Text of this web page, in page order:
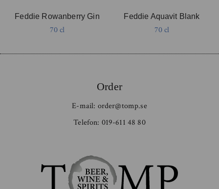
Feddie Rowanberry Gin
70 cl
Feddie Aquavit Blank
70 cl
Order
E-mail: order@tomp.se
Telefon: 019-611 48 80